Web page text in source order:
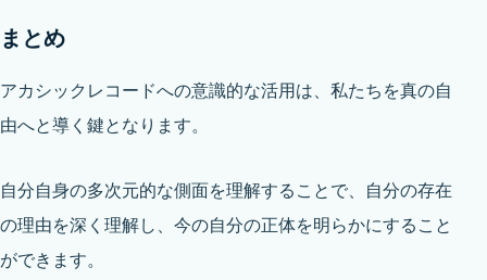
まとめ
アカシックレコードへの意識的な活用は、私たちを真の自
由へと導く鍵となります。
自分自身の多次元的な側面を理解することで、自分の存在
の理由を深く理解し、今の自分の正体を明らかにすること
ができます。